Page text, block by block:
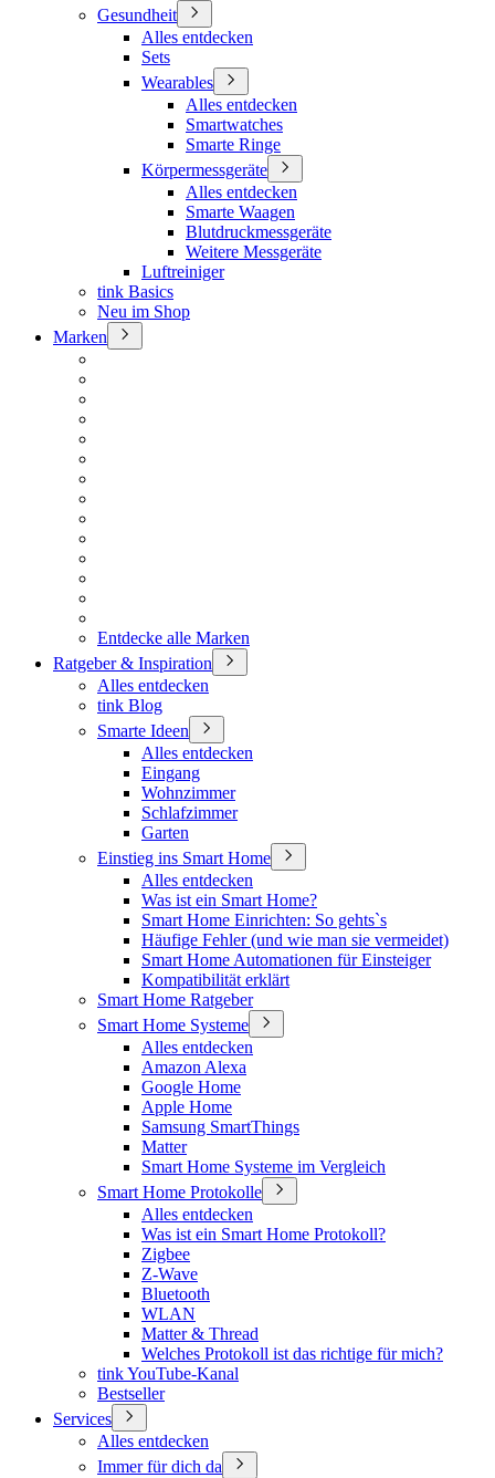
Gesundheit
Alles entdecken
Sets
Wearables
Alles entdecken
Smartwatches
Smarte Ringe
Körpermessgeräte
Alles entdecken
Smarte Waagen
Blutdruckmessgeräte
Weitere Messgeräte
Luftreiniger
tink Basics
Neu im Shop
Marken
Entdecke alle Marken
Ratgeber & Inspiration
Alles entdecken
tink Blog
Smarte Ideen
Alles entdecken
Eingang
Wohnzimmer
Schlafzimmer
Garten
Einstieg ins Smart Home
Alles entdecken
Was ist ein Smart Home?
Smart Home Einrichten: So gehts`s
Häufige Fehler (und wie man sie vermeidet)
Smart Home Automationen für Einsteiger
Kompatibilität erklärt
Smart Home Ratgeber
Smart Home Systeme
Alles entdecken
Amazon Alexa
Google Home
Apple Home
Samsung SmartThings
Matter
Smart Home Systeme im Vergleich
Smart Home Protokolle
Alles entdecken
Was ist ein Smart Home Protokoll?
Zigbee
Z-Wave
Bluetooth
WLAN
Matter & Thread
Welches Protokoll ist das richtige für mich?
tink YouTube-Kanal
Bestseller
Services
Alles entdecken
Immer für dich da